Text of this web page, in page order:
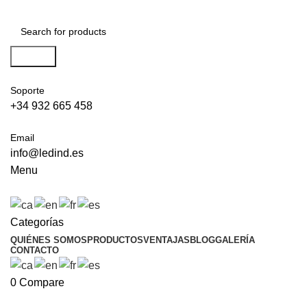
Soporte
+34 932 665 458‬
Email
info@ledind.es
Menu
Categorías
QUIÉNES SOMOS PRODUCTOSVENTAJAS BLOGGALERÍA
CONTACTO
0 Compare